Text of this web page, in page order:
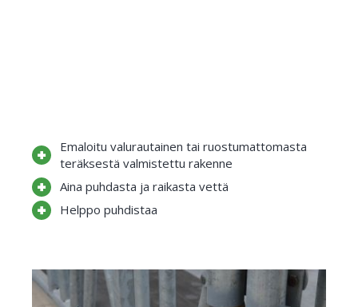
Emaloitu valurautainen tai ruostumattomasta
teräksestä valmistettu rakenne
Aina puhdasta ja raikasta vettä
Helppo puhdistaa